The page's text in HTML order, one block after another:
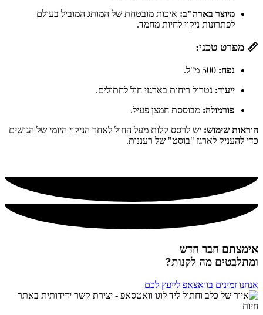
מיוצר בארה"ב: איכות מובטחת של המותג המוביל בעולם
לפתרונות ניקוי לחיות מחמד.
📏 מפרט טכני:
נפח:
ייעוד: נטרול ריחות בארגזי חול לחתולים.
פורמולה: מבוססת חמצן פעיל.
הוראות שימוש: יש לרסס קלות מעל החול לאחר הניקוי היומי של הגושים
כדי להעניק לארגז "בוסט" של רעננות.
אימצתם חבר חדש
ומתלבטים מה לקנות?
אנחנו זמינים בוואצאפ לייעץ לכם